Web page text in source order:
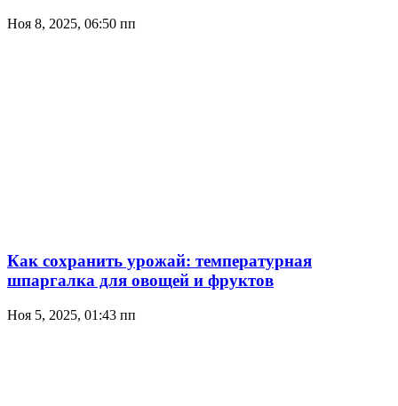
Ноя 8, 2025, 06:50 пп
Как сохранить урожай: температурная
шпаргалка для овощей и фруктов
Ноя 5, 2025, 01:43 пп